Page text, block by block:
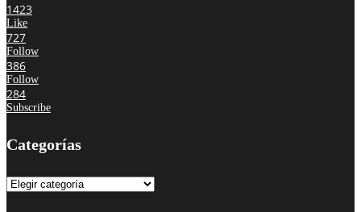
1423
Like
727
Follow
386
Follow
284
Subscribe
Categorías
Categorías